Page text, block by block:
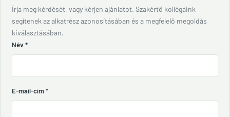
Írja meg kérdését, vagy kérjen ajánlatot. Szakértő kollégáink
segítenek az alkatrész azonosításában és a megfelelő megoldás
kiválasztásában.
Név *
E-mail-cím *